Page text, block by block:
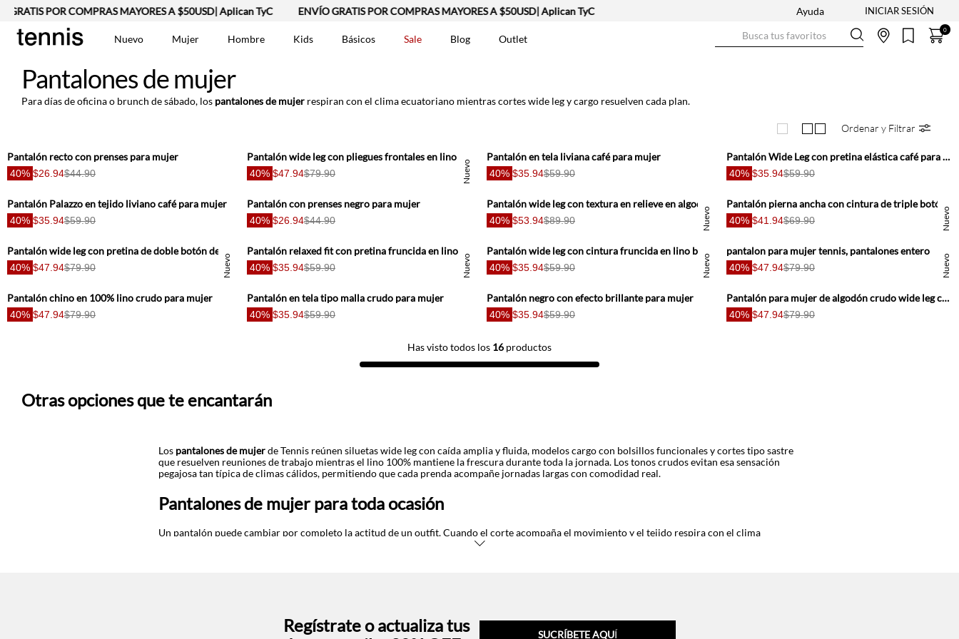
POR COMPRAS MAYORES A $50USD| Aplican TyC ENVÍO GRATIS POR COMPRAS MAYORES A $50USD| Aplican TyC Ayuda
Nuevo Mujer Hombre Kids Básicos Sale Blog Outlet
0
Pantalones de mujer
Para días de oficina o brunch de sábado, los pantalones de mujer respiran con el clima ecuatoriano mientras cortes wide leg y cargo resuelven cada plan.
Ordenar y Filtrar
Pantalón recto con prenses para mujer
40% $26.94$44.90 Nuevo
Pantalón wide leg con pliegues frontales en lino beige para mujer
40% $47.94$79.90
Pantalón en tela liviana café para mujer
40% $35.94$59.90
Pantalón Wide Leg con pretina elástica café para mujer
40% $35.94$59.90
Pantalón Palazzo en tejido liviano café para mujer
40% $35.94$59.90
Pantalón con prenses negro para mujer
40% $26.94$44.90 Nuevo
Pantalón wide leg con textura en relieve en algodón marfil para mujer
40% $53.94$89.90 Nuevo
Pantalón pierna ancha con cintura de triple botón en gris amarronadopara mujer
40% $41.94$69.90
Nuevo
Pantalón wide leg con pretina de doble botón de lino café para mujer
40% $47.94$79.90 Nuevo
Pantalón relaxed fit con pretina fruncida en lino blanco para mujer
40% $35.94$59.90 Nuevo
Pantalón wide leg con cintura fruncida en lino beige para mujer
40% $35.94$59.90 Nuevo
pantalon para mujer tennis, pantalones entero
40% $47.94$79.90
Pantalón chino en 100% lino crudo para mujer
40% $47.94$79.90
Pantalón en tela tipo malla crudo para mujer
40% $35.94$59.90
Pantalón negro con efecto brillante para mujer
40% $35.94$59.90
Pantalón para mujer de algodón crudo wide leg con estampado bandana
40% $47.94$79.90
Has visto todos los 16 productos
Otras opciones que te encantarán
Los pantalones de mujerde Tennis reúnen siluetas wide leg con caída amplia y fluida, modelos cargo con bolsillos funcionales y cortes tipo sastre
que resuelven reuniones de trabajo mientras el lino 100% mantiene la frescura durante toda la jornada. Los tonos crudos evitan esa sensación
pegajosa tan típica de climas cálidos, permitiendo que cada prenda acompañe jornadas largas con comodidad real.
Pantalones de mujer para toda ocasión
Un pantalón puede cambiar por completo la actitud de un outfit. Cuando el corte acompaña el movimiento y el tejido respira con el clima
ecuatoriano, vestirse se convierte en una forma genuina de expresión personal que va más allá de cubrir el cuerpo.
Regístrate o actualiza tus
SUCRÍBETE AQUÍ
TÉRMINOS MÁS BUSCADOS
1. Vestidos
Camisetas
Jean Hombre
Bermuda
Vestido
Camisetas Mujer